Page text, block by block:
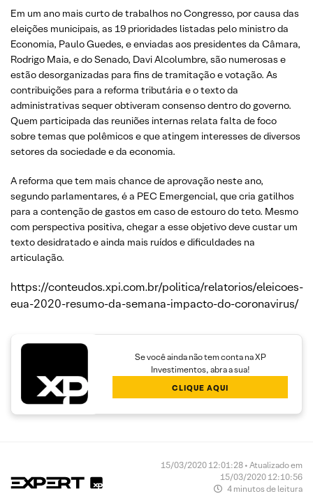
Em um ano mais curto de trabalhos no Congresso, por causa das
eleições municipais, as 19 prioridades listadas pelo ministro da
Economia, Paulo Guedes, e enviadas aos presidentes da Câmara,
Rodrigo Maia, e do Senado, Davi Alcolumbre, são numerosas e
estão desorganizadas para fins de tramitação e votação. As
contribuições para a reforma tributária e o texto da
administrativas sequer obtiveram consenso dentro do governo.
Quem participada das reuniões internas relata falta de foco
sobre temas que polêmicos e que atingem interesses de diversos
setores da sociedade e da economia.
A reforma que tem mais chance de aprovação neste ano,
segundo parlamentares, é a PEC Emergencial, que cria gatilhos
para a contenção de gastos em caso de estouro do teto. Mesmo
com perspectiva positiva, chegar a esse objetivo deve custar um
texto desidratado e ainda mais ruídos e dificuldades na
articulação.
https://conteudos.xpi.com.br/politica/relatorios/eleicoes-
eua-2020-resumo-da-semana-impacto-do-coronavirus/
Se você ainda não tem conta na XP
Investimentos, abra a sua!
CLIQUE AQUI
15/03/2020 12:01:28 • Atualizado em
15/03/2020 12:10:56
4 minutos de leitura